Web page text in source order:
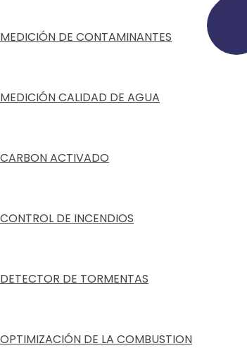
MEDICIÓN DE CONTAMINANTES
MEDICIÓN CALIDAD DE AGUA
CARBON ACTIVADO
CONTROL DE INCENDIOS
DETECTOR DE TORMENTAS
OPTIMIZACIÓN DE LA COMBUSTION